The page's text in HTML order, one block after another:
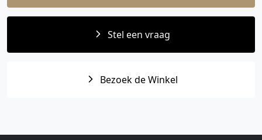
Stel een vraag
Bezoek de Winkel